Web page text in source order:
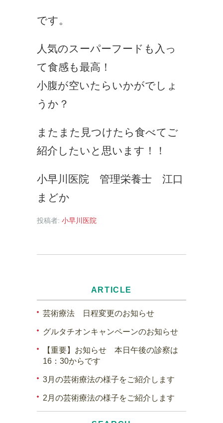
です。
人気のスーパーフードも入っ
て食感も最高！
小腹が空いたらいかがでしょ
うか？
またまた見つけたら食べてご
紹介したいと思います！！
小早川医院 管理栄養士 江口
まどか
投稿者: 小早川医院
ARTICLE
芸術療法 日程変更のお知らせ
グルタチオンキャンペーンのお知らせ
【重要】お知らせ 本日午後の診察は
16：30からです
3月の芸術療法の様子をご紹介します
2月の芸術療法の様子をご紹介します